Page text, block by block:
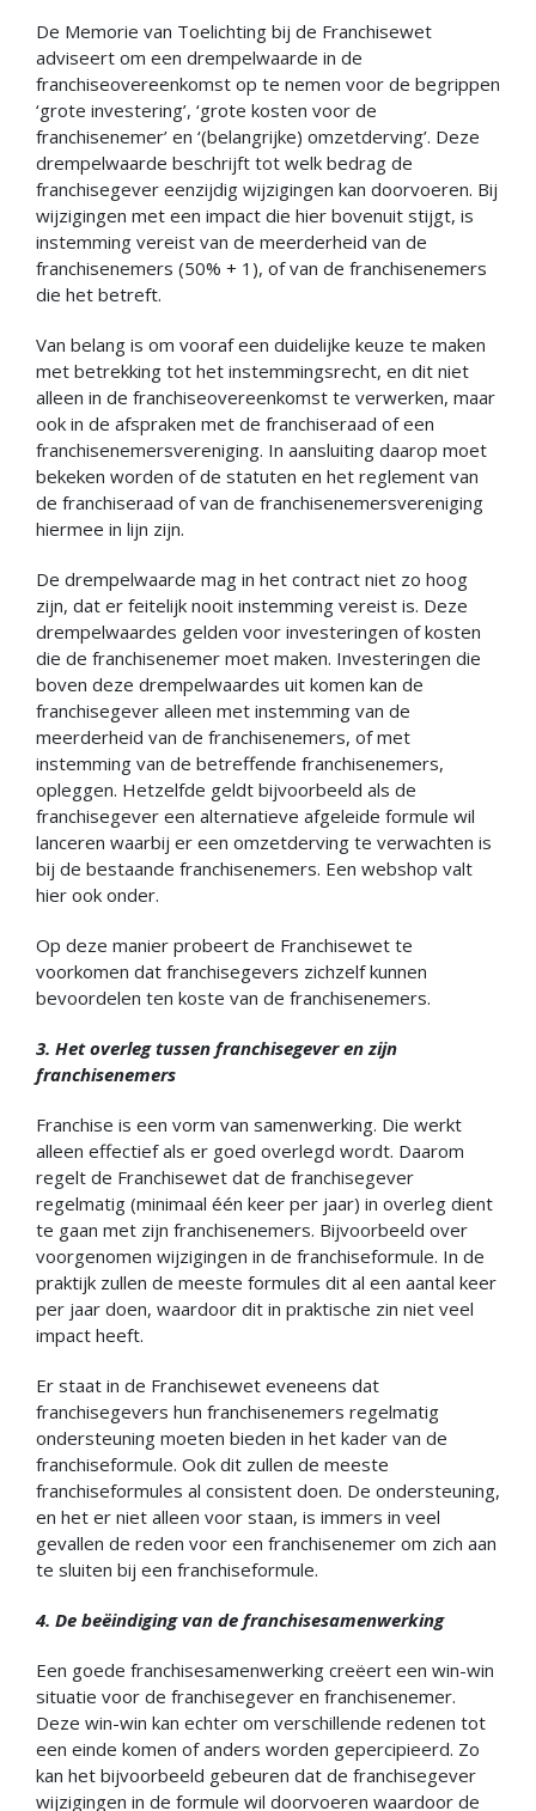
De Memorie van Toelichting bij de Franchisewet
adviseert om een drempelwaarde in de
franchiseovereenkomst op te nemen voor de begrippen
‘grote investering’, ‘grote kosten voor de
franchisenemer’ en ‘(belangrijke) omzetderving’. Deze
drempelwaarde beschrijft tot welk bedrag de
franchisegever eenzijdig wijzigingen kan doorvoeren. Bij
wijzigingen met een impact die hier bovenuit stijgt, is
instemming vereist van de meerderheid van de
franchisenemers (50% + 1), of van de franchisenemers
die het betreft.
Van belang is om vooraf een duidelijke keuze te maken
met betrekking tot het instemmingsrecht, en dit niet
alleen in de franchiseovereenkomst te verwerken, maar
ook in de afspraken met de franchiseraad of een
franchisenemersvereniging. In aansluiting daarop moet
bekeken worden of de statuten en het reglement van
de franchiseraad of van de franchisenemersvereniging
hiermee in lijn zijn.
De drempelwaarde mag in het contract niet zo hoog
zijn, dat er feitelijk nooit instemming vereist is. Deze
drempelwaardes gelden voor investeringen of kosten
die de franchisenemer moet maken. Investeringen die
boven deze drempelwaardes uit komen kan de
franchisegever alleen met instemming van de
meerderheid van de franchisenemers, of met
instemming van de betreffende franchisenemers,
opleggen. Hetzelfde geldt bijvoorbeeld als de
franchisegever een alternatieve afgeleide formule wil
lanceren waarbij er een omzetderving te verwachten is
bij de bestaande franchisenemers. Een webshop valt
hier ook onder.
Op deze manier probeert de Franchisewet te
voorkomen dat franchisegevers zichzelf kunnen
bevoordelen ten koste van de franchisenemers.
3. Het overleg tussen franchisegever en zijn
franchisenemers
Franchise is een vorm van samenwerking. Die werkt
alleen effectief als er goed overlegd wordt. Daarom
regelt de Franchisewet dat de franchisegever
regelmatig (minimaal één keer per jaar) in overleg dient
te gaan met zijn franchisenemers. Bijvoorbeeld over
voorgenomen wijzigingen in de franchiseformule. In de
praktijk zullen de meeste formules dit al een aantal keer
per jaar doen, waardoor dit in praktische zin niet veel
impact heeft.
Er staat in de Franchisewet eveneens dat
franchisegevers hun franchisenemers regelmatig
ondersteuning moeten bieden in het kader van de
franchiseformule. Ook dit zullen de meeste
franchiseformules al consistent doen. De ondersteuning,
en het er niet alleen voor staan, is immers in veel
gevallen de reden voor een franchisenemer om zich aan
te sluiten bij een franchiseformule.
4. De beëindiging van de franchisesamenwerking
Een goede franchisesamenwerking creëert een win-win
situatie voor de franchisegever en franchisenemer.
Deze win-win kan echter om verschillende redenen tot
een einde komen of anders worden gepercipieerd. Zo
kan het bijvoorbeeld gebeuren dat de franchisegever
wijzigingen in de formule wil doorvoeren waardoor de